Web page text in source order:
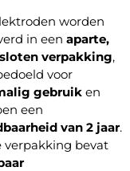
worden
in een aparte,
verpakking,
voor
gebruik en
een
van 2 jaar.
verpakking bevat